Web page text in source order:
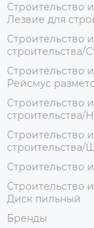
Строительство
Лезвие для
Строительство
строительства/
Строительство
Рейсмус
Строительство
строительства/
Строительство
строительства/
Строительство
Строительство
Диск пильный
Бренды